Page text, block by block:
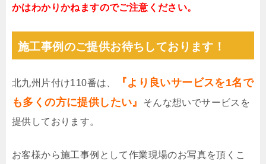
かはわかりかねますのでご注意ください。
施工事例のご提供お待ちしております！
北九州片付け110番は、
『より良いサービスを1名で
も多くの方に提供したい』
そんな想いでサービスを
提供しております。
お客様から施工事例として作業現場のお写真を頂くこ